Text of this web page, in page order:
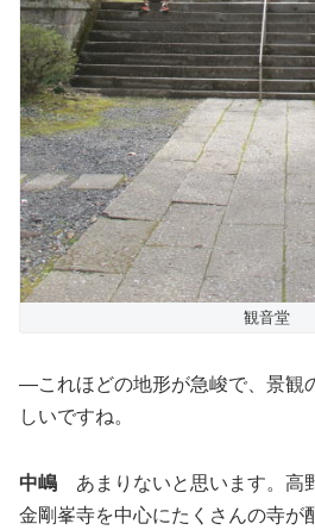
観音堂
―これほどの地形が急峻で、景観
しいですね。
中嶋 あまりないと思います。高
金剛峯寺を中心にたくさんの寺が